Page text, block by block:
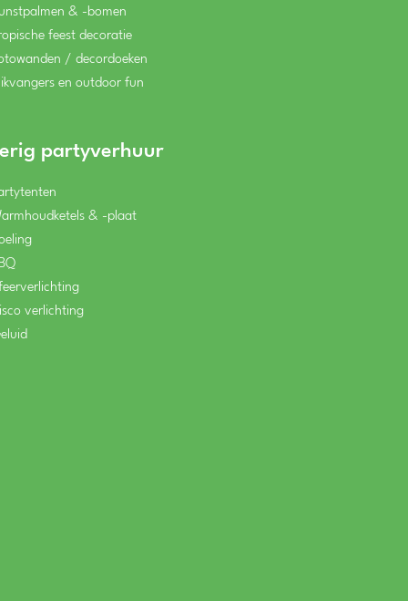
& -bomen
feest decoratie
/ decordoeken
en outdoor fun
partyverhuur
& -plaat
verlichting